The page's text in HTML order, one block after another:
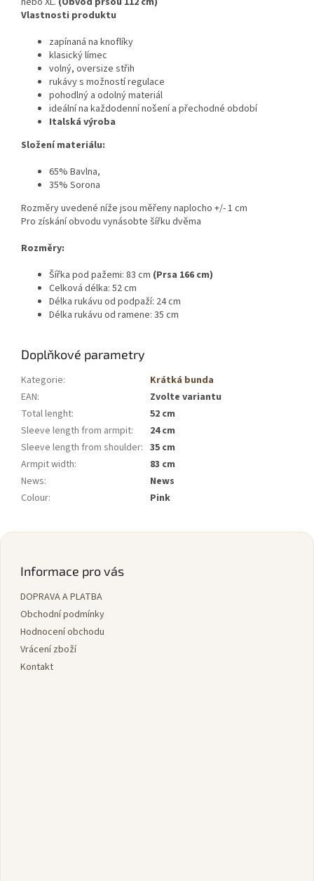
Vlastnosti produktu
zapínaná na knoflíky
klasický límec
volný, oversize střih
rukávy s možností regulace
pohodlný a odolný materiál
ideální na každodenní nošení a přechodné období
Italská výroba
Složení materiálu:
65% Bavlna,
35% Sorona
Rozměry uvedené níže jsou měřeny naplocho +/- 1 cm
Pro získání obvodu vynásobte šířku dvěma
Rozměry:
Šířka pod pažemi: 83 cm (Prsa 166 cm)
Celková délka: 52 cm
Délka rukávu od podpaží: 24 cm
Délka rukávu od ramene: 35 cm
Doplňkové parametry
Kategorie:
Krátká bunda
EAN:
Zvolte variantu
Total lenght:
52 cm
Sleeve length from armpit:
24 cm
Sleeve length from shoulder: 35 cm
Armpit width:
83 cm
News:
News
Colour: Pink
Z
Informace pro vás
DOPRAVA A PLATBA
Obchodní podmínky
Hodnocení obchodu
Vrácení zboží
Kontakt